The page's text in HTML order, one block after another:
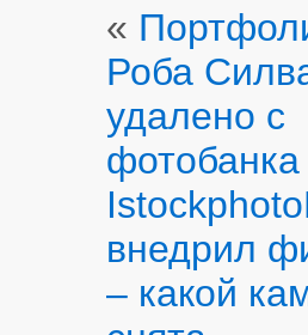
«
Роба
удалено с
фотобанка
Istockphoto
внедрил
– какой